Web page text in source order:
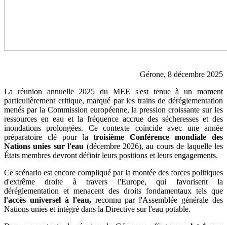
Gérone, 8 décembre 2025
La réunion annuelle 2025 du MEE s'est tenue à un moment
particulièrement critique, marqué par les trains de déréglementation
menés par la Commission européenne, la pression croissante sur les
ressources en eau et la fréquence accrue des sécheresses et des
inondations prolongées. Ce contexte coïncide avec une année
préparatoire clé pour latroisième Conférence mondiale des
Nations unies sur l'eau (décembre 2026), au cours de laquelle les
États membres devront définir leurs positions et leurs engagements.
Ce scénario est encore compliqué par la montée des forces politiques
d'extrême droite à travers l'Europe, qui favorisent la
déréglementation et menacent des droits fondamentaux tels que
l'accès universel à l'eau,reconnu par l'Assemblée générale des
Nations unies et intégré dans la Directive sur l'eau potable.